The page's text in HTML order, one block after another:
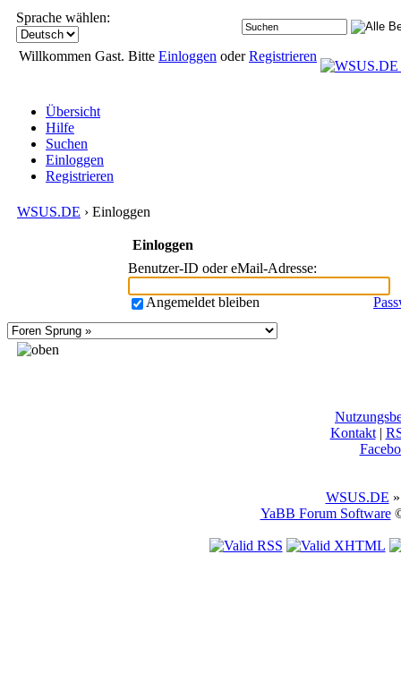
Sprache wählen:
Willkommen Gast. Bitte Einloggen oderRegistrieren
Übersicht
Hilfe
Suchen
Einloggen
Registrieren
WSUS.DE › Einloggen
Einloggen
Benutzer-ID oder eMail-Adresse:
Angemeldet bleiben
Kontakt|
WSUS.DE
YaBB Forum Software©